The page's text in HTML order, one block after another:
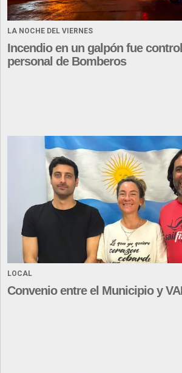
LA NOCHE DEL VIERNES
Incendio en un galpón fue
personal de Bomberos
LOCAL
Convenio entre el Municipio y